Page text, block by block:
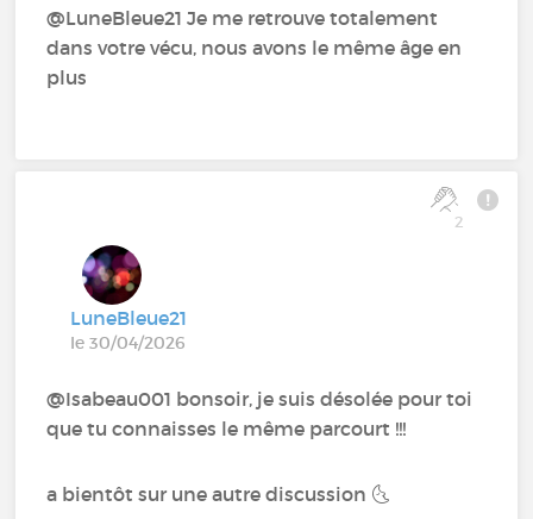
@LuneBleue21 Je me retrouve totalement
dans votre vécu, nous avons le même âge en
plus
2
LuneBleue21
le 30/04/2026
@Isabeau001 bonsoir, je suis désolée pour toi
que tu connaisses le même parcourt !!!
a bientôt sur une autre discussion 🌜